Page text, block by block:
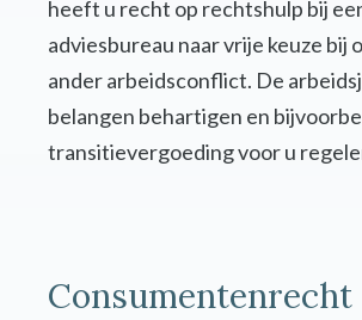
heeft u recht op rechtshulp bij
adviesbureau naar vrije keuze bij
ander arbeidsconflict. De
belangen behartigen en
transitievergoeding voor u
Consumentenrecht